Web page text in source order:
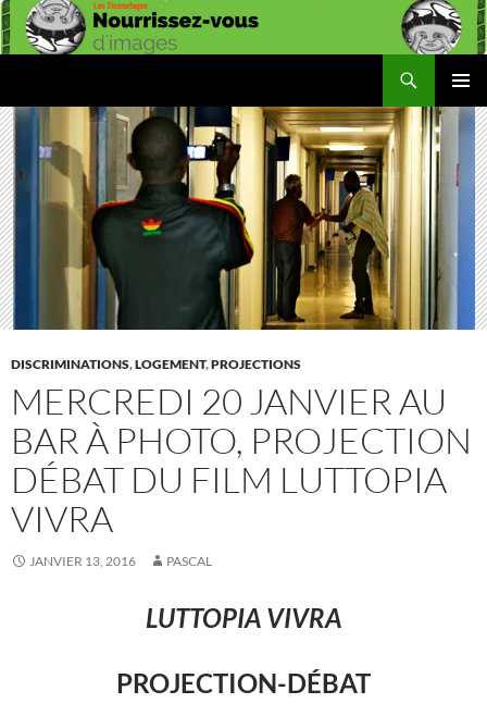
Aller
au
MENU
DISCRIMINATIONS,LOGEMENT,PROJECTIONS
MERCREDI 20 JANVIER AU
BAR À PHOTO, PROJECTION
DÉBAT DU FILM LUTTOPIA
VIVRA
JANVIER 13, 2016 PASCAL
LUTTOPIA VIVRA
PROJECTION-DÉBAT